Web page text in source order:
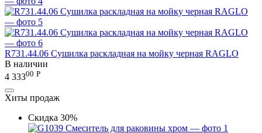
R731.44.06 Сушилка раскладная на мойку черная RAGLO
В наличии
4 33300 Р
Хиты продаж
Скидка 30%